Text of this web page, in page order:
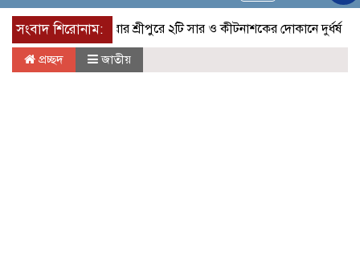
navigation
সংবাদ শিরোনাম:মাগুরার শ্রীপুরে ২টি সার ও কীটনাশকের দোকানে দুর্ধর্ষ চুরি
প্রচ্ছদ জাতীয়